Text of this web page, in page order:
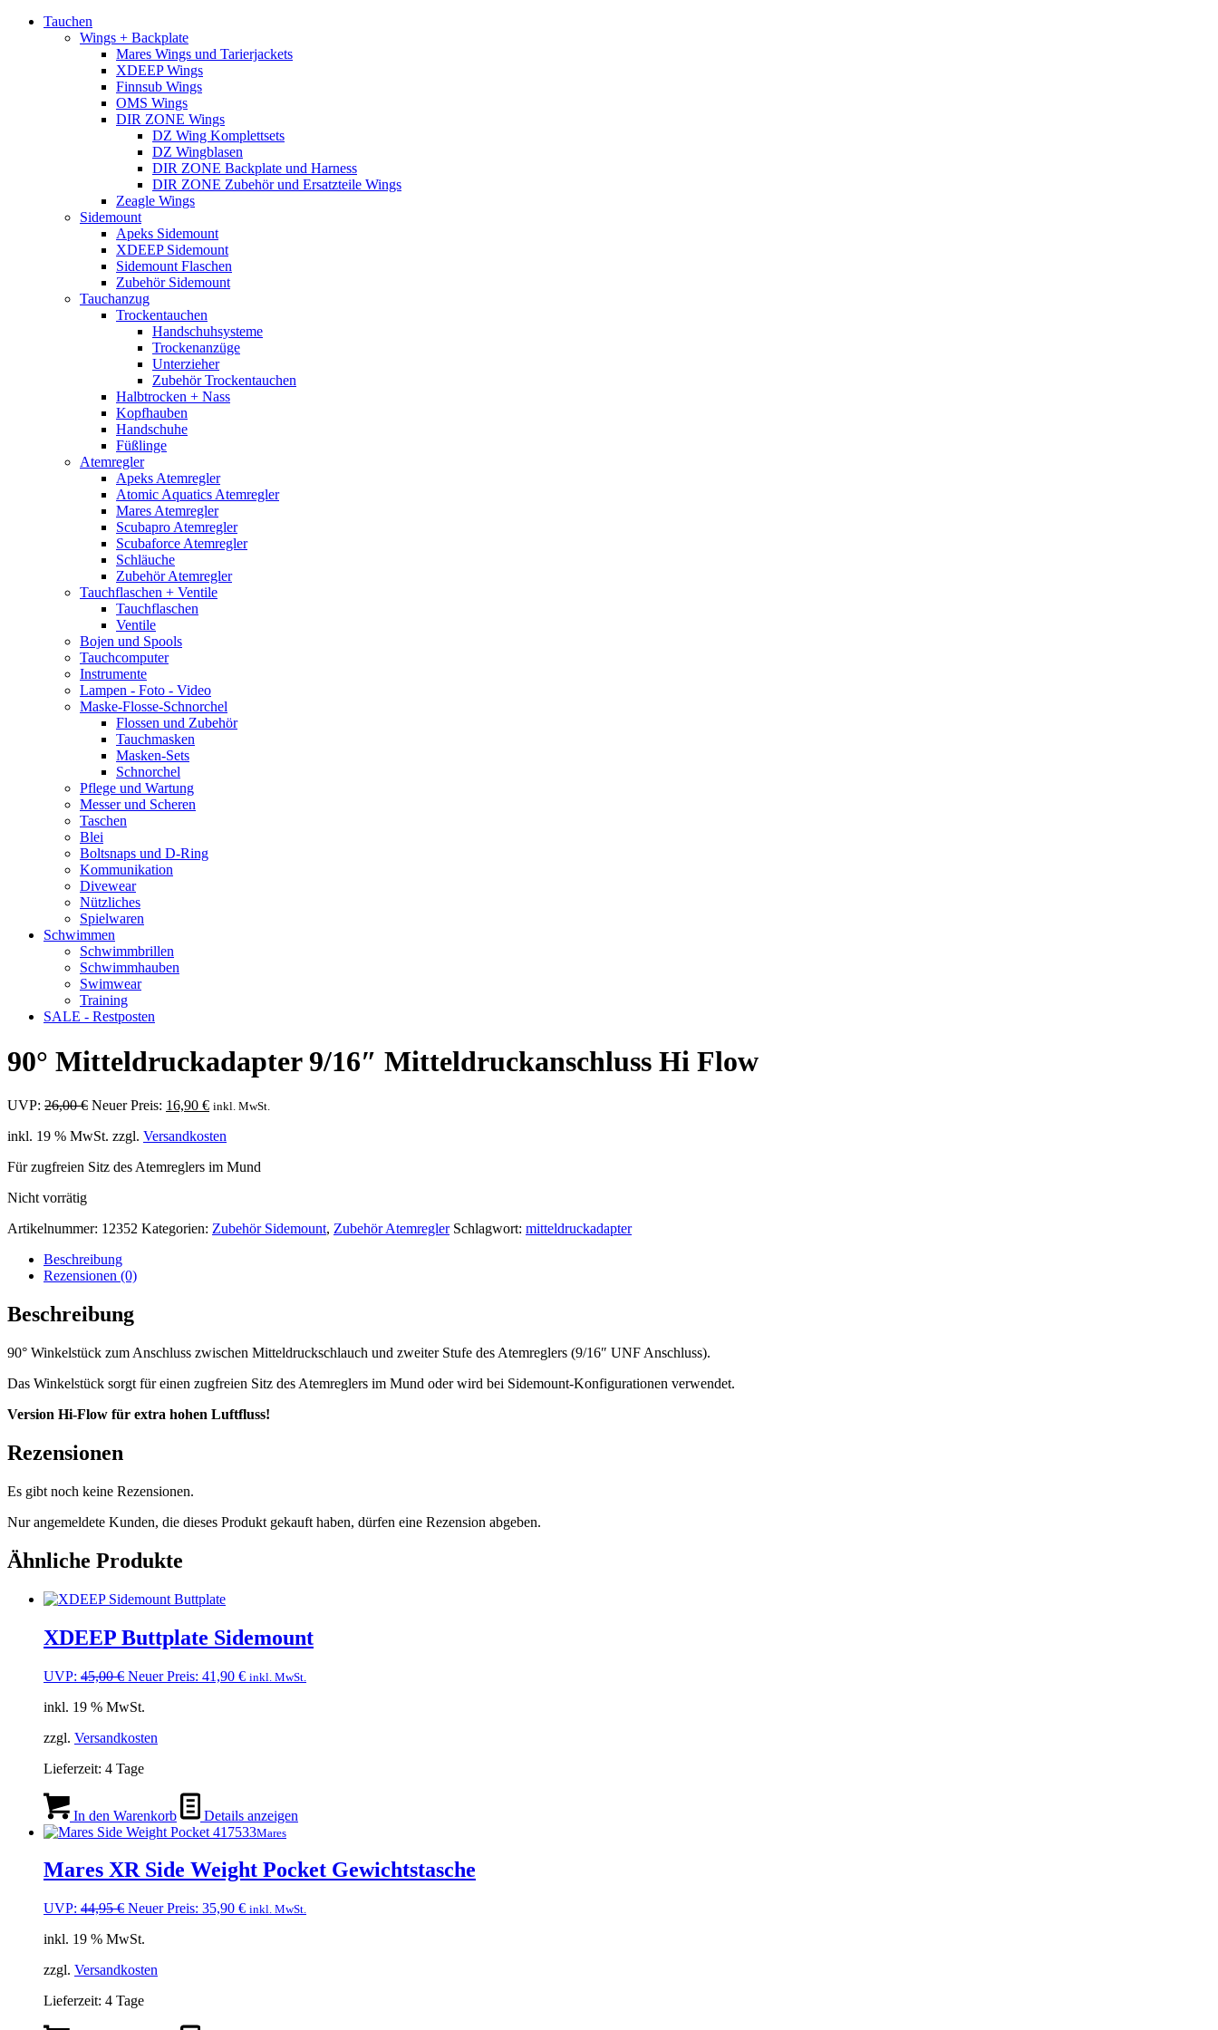
Tauchen
Wings + Backplate
Mares Wings und Tarierjackets
XDEEP Wings
Finnsub Wings
OMS Wings
DIR ZONE Wings
DZ Wing Komplettsets
DZ Wingblasen
DIR ZONE Backplate und Harness
DIR ZONE Zubehör und Ersatzteile Wings
Zeagle Wings
Sidemount
Apeks Sidemount
XDEEP Sidemount
Sidemount Flaschen
Zubehör Sidemount
Tauchanzug
Trockentauchen
Handschuhsysteme
Trockenanzüge
Unterzieher
Zubehör Trockentauchen
Halbtrocken + Nass
Kopfhauben
Handschuhe
Füßlinge
Atemregler
Apeks Atemregler
Atomic Aquatics Atemregler
Mares Atemregler
Scubapro Atemregler
Scubaforce Atemregler
Schläuche
Zubehör Atemregler
Tauchflaschen + Ventile
Tauchflaschen
Ventile
Bojen und Spools
Tauchcomputer
Instrumente
Lampen - Foto - Video
Maske-Flosse-Schnorchel
Flossen und Zubehör
Tauchmasken
Masken-Sets
Schnorchel
Pflege und Wartung
Messer und Scheren
Taschen
Blei
Boltsnaps und D-Ring
Kommunikation
Divewear
Nützliches
Spielwaren
Schwimmen
Schwimmbrillen
Schwimmhauben
Swimwear
Training
SALE - Restposten
90° Mitteldruckadapter 9/16″ Mitteldruckanschluss Hi Flow
UVP: 26,00€ Ursprünglicher
war:
Neuer Preis: 16,90 €Aktueller
ist:
inkl. MwSt.
inkl. 19 % MwSt. zzgl. Versandkosten
Für zugfreien Sitz des Atemreglers im Mund
Nicht vorrätig
Artikelnummer: 12352 Kategorien: Zubehör Sidemount, Zubehör Atemregler Schlagwort: mitteldruckadapter
Beschreibung
Rezensionen (0)
Beschreibung
90° Winkelstück zum Anschluss zwischen Mitteldruckschlauch und zweiter Stufe des Atemreglers (9/16″ UNF Anschluss).
Das Winkelstück sorgt für einen zugfreien Sitz des Atemreglers im Mund oder wird bei Sidemount-Konfigurationen verwendet.
Version Hi-Flow für extra hohen Luftfluss!
Rezensionen
Es gibt noch keine Rezensionen.
Nur angemeldete Kunden, die dieses Produkt gekauft haben, dürfen eine Rezension abgeben.
Ähnliche Produkte
XDEEP Buttplate Sidemount
UVP: 45,00€ Ursprünglicher
war:
Neuer Preis: 41,90 €Aktueller
inkl. MwSt.
inkl. 19 % MwSt.
zzgl. Versandkosten
Lieferzeit: 4 Tage
In den Warenkorb Details anzeigen
Mares
Mares XR Side Weight Pocket Gewichtstasche
UVP: 44,95€ Ursprünglicher
war:
Neuer Preis: 35,90 €Aktueller
inkl. MwSt.
inkl. 19 % MwSt.
zzgl. Versandkosten
Lieferzeit: 4 Tage